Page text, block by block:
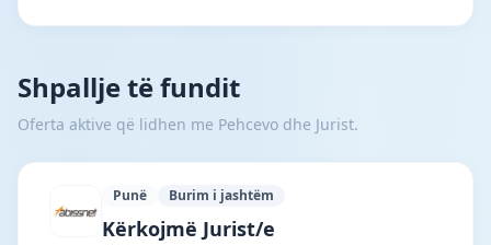
Shpallje të fundit
Oferta aktive që lidhen me Pehcevo dhe Jurist.
Punë Burim i jashtëm
Abissnet · Tiranë · #7994 —
Kërkojmë Jurist/e